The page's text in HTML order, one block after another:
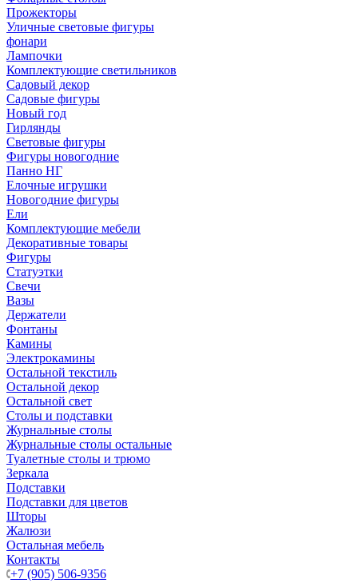
Прожекторы
Уличные световые фигуры
фонари
Лампочки
Комплектующие светильников
Садовый декор
Садовые фигуры
Новый год
Гирлянды
Световые фигуры
Фигуры новогодние
Панно НГ
Елочные игрушки
Новогодние фигуры
Ели
Комплектующие мебели
Декоративные товары
Фигуры
Статуэтки
Свечи
Вазы
Держатели
Фонтаны
Камины
Электрокамины
Остальной текстиль
Остальной декор
Остальной свет
Столы и подставки
Журнальные столы
Журнальные столы остальные
Туалетные столы и трюмо
Зеркала
Подставки
Подставки для цветов
Шторы
Жалюзи
Остальная мебель
Контакты
+7 (905) 506-9356